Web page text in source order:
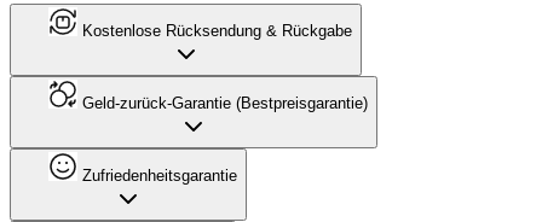
Kostenlose Rücksendung & Rückgabe
Geld-zurück-Garantie (Bestpreisgarantie)
Zufriedenheitsgarantie